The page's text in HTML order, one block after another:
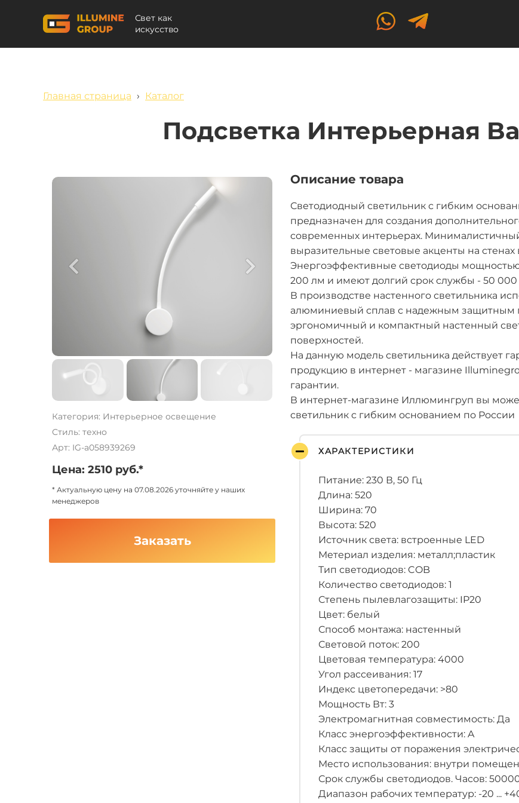
Свет как
искусство
Главная страница › Каталог
Подсветка Интерьерная
Категория: Интерьерное освещение
Стиль: техно
Арт: IG-a058939269
Цена: 2510 руб.*
* Актуальную цену на 07.08.2026 уточняйте у наших
менеджеров
Заказать
Описание товара
Светодиодный светильник с гибким
предназначен для создания
современных интерьерах.
выразительные световые акценты на
Энергоэффективные светодиоды
200 лм и имеют долгий срок службы - 50 000
В производстве настенного светильника
алюминиевый сплав с надежным защитным
эргономичный и компактный настенный
поверхностей.
На данную модель светильника действует
продукцию в интернет - магазине
гарантии.
В интернет-магазине Иллюмингруп вы
светильник с гибким основанием по России
ХАРАКТЕРИСТИКИ
Питание: 230 В, 50 Гц
Длина: 520
Ширина: 70
Высота: 520
Источник света: встроенные LED
Метериал изделия: металл;пластик
Тип светодиодов: COB
Количество светодиодов: 1
Степень пылевлагозащиты: IP20
Цвет: белый
Способ монтажа: настенный
Световой поток: 200
Цветовая температура: 4000
Угол рассеивания: 17
Индекс цветопередачи: >80
Мощность Вт: 3
Электромагнитная совместимость: Да
Класс энергоэффективности: A
Класс защиты от поражения
Место использования: внутри
Срок службы светодиодов. Часов:
Диапазон рабочих температур: -20 ...